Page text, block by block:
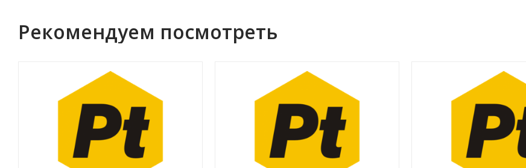
Рекомендуем посмотреть